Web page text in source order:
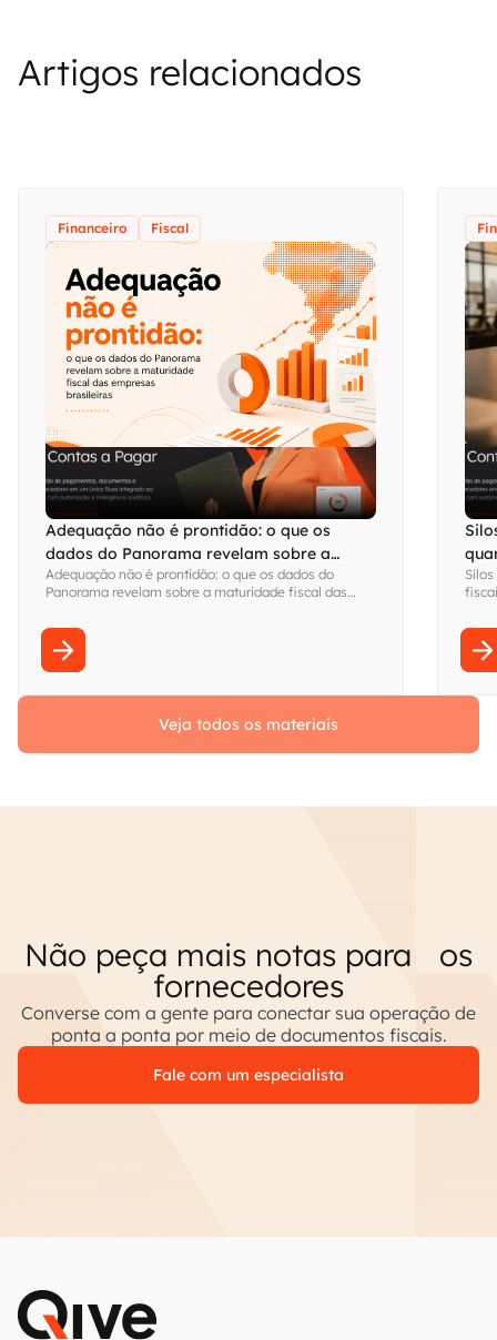
Artigos relacionados
Financeiro Fiscal
Adequação não é prontidão: o que os
dados do Panorama revelam sobre a
maturidade fiscal das empresas brasileiras
Adequação não é prontidão: o que os dados do
Panorama revelam sobre a maturidade fiscal das
sem
Veja todos os materiais
Não peça mais notas para os
fornecedores
Converse com a gente para conectar sua operação de
ponta a ponta por meio de documentos fiscais.
Fale com um especialista